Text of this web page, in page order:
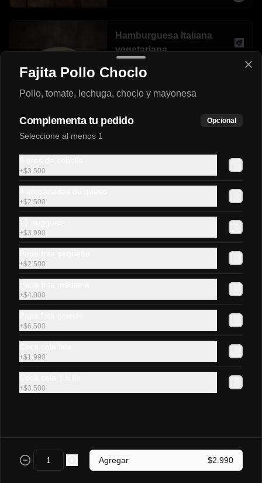
Hamburguesa Italiana
vegetariana
burguer, tomate, palta, not mayo.
Sándwich de lomito de cerdo, tomate,
palta natural y mayonesa casera en pan
$4.500
Lomito Luco
gauda fundido en pan frica mediano.
$4.500
poroto verde, ají  y mayonesa casera en
Vienesas y As 🌭
Fajita Pollo Choclo
Pollo, tomate, lechuga, choclo y mayonesa
Complementa tu pedido Opcional
Seleccione al menos 1
+$3.500
+$2.500
+$3.990
+$2.500
+$4.000
+$6.500
+$1.990
+$3.500
Agregar $2.990